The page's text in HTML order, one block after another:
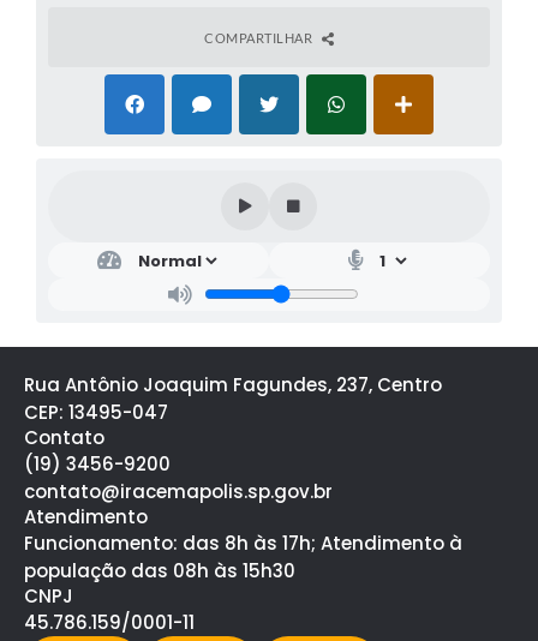
COMPARTILHAR
Rua Antônio Joaquim Fagundes, 237, Centro
CEP: 13495-047
Contato
(19) 3456-9200
contato@iracemapolis.sp.gov.br
Atendimento
Funcionamento: das 8h às 17h; Atendimento à
população das 08h às 15h30
CNPJ
45.786.159/0001-11